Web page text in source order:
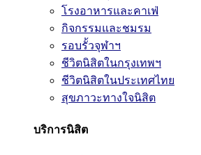
โรงอาหารและคาเฟ่
กิจกรรมและชมรม
รอบรั้วจุฬาฯ
ชีวิตนิสิตในกรุงเทพฯ
ชีวิตนิสิตในประเทศไทย
สุขภาวะทางใจนิสิต
บริการนิสิต